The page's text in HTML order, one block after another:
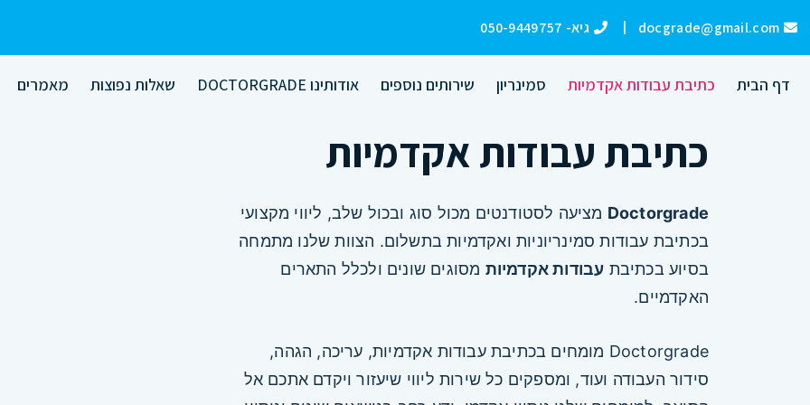
לתוכן docgrade@gmail.com גיא- 050-9449757
דף הבית כתיבת עבודות אקדמיות סמינריון שירותים נוספים אודותינו DOCTORGRADE שאלות נפוצות מאמרים
כתיבת עבודות אקדמיות
Doctorgrade מציעה לסטודנטים מכול סוג ובכול שלב, ליווי מקצועי
בכתיבת עבודות סמינריוניות ואקדמיות בתשלום. הצוות שלנו מתמחה
בסיוע בכתיבת עבודות אקדמיות מסוגים שונים ולכלל התארים
האקדמיים.
Doctorgrade מומחים בכתיבת עבודות אקדמיות, עריכה, הגהה,
סידור העבודה ועוד, ומספקים כל שירות ליווי שיעזור ויקדם אתכם אל